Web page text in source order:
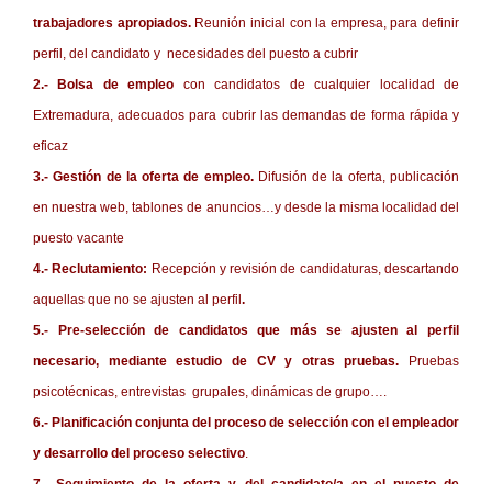
trabajadores apropiados. Reunión inicial con la empresa, para definir
perfil, del candidato y necesidades del puesto a cubrir
2.- Bolsa de empleo con candidatos de cualquier localidad de
Extremadura, adecuados para cubrir las demandas de forma rápida y
eficaz
3.- Gestión de la oferta de empleo. Difusión de la oferta, publicación
en nuestra web, tablones de anuncios…y desde la misma localidad del
puesto vacante
4.- Reclutamiento: Recepción y revisión de candidaturas, descartando
aquellas que no se ajusten al perfil.
5.- Pre-selección de candidatos que más se ajusten al perfil
necesario, mediante estudio de CV y otras pruebas. Pruebas
psicotécnicas, entrevistas grupales, dinámicas de grupo….
6.- Planificación conjunta del proceso de selección con el empleador
y desarrollo del proceso selectivo